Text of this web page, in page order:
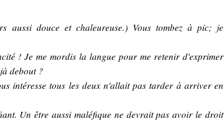
aussi douce et chaleureuse.) Vous tombez à pic; je
! Je me mordis la langue pour me retenir d'exprimer
debout ?
intéresse tous les deux n'allait pas tarder à arriver en
Un être aussi maléfique ne devrait pas avoir le droit